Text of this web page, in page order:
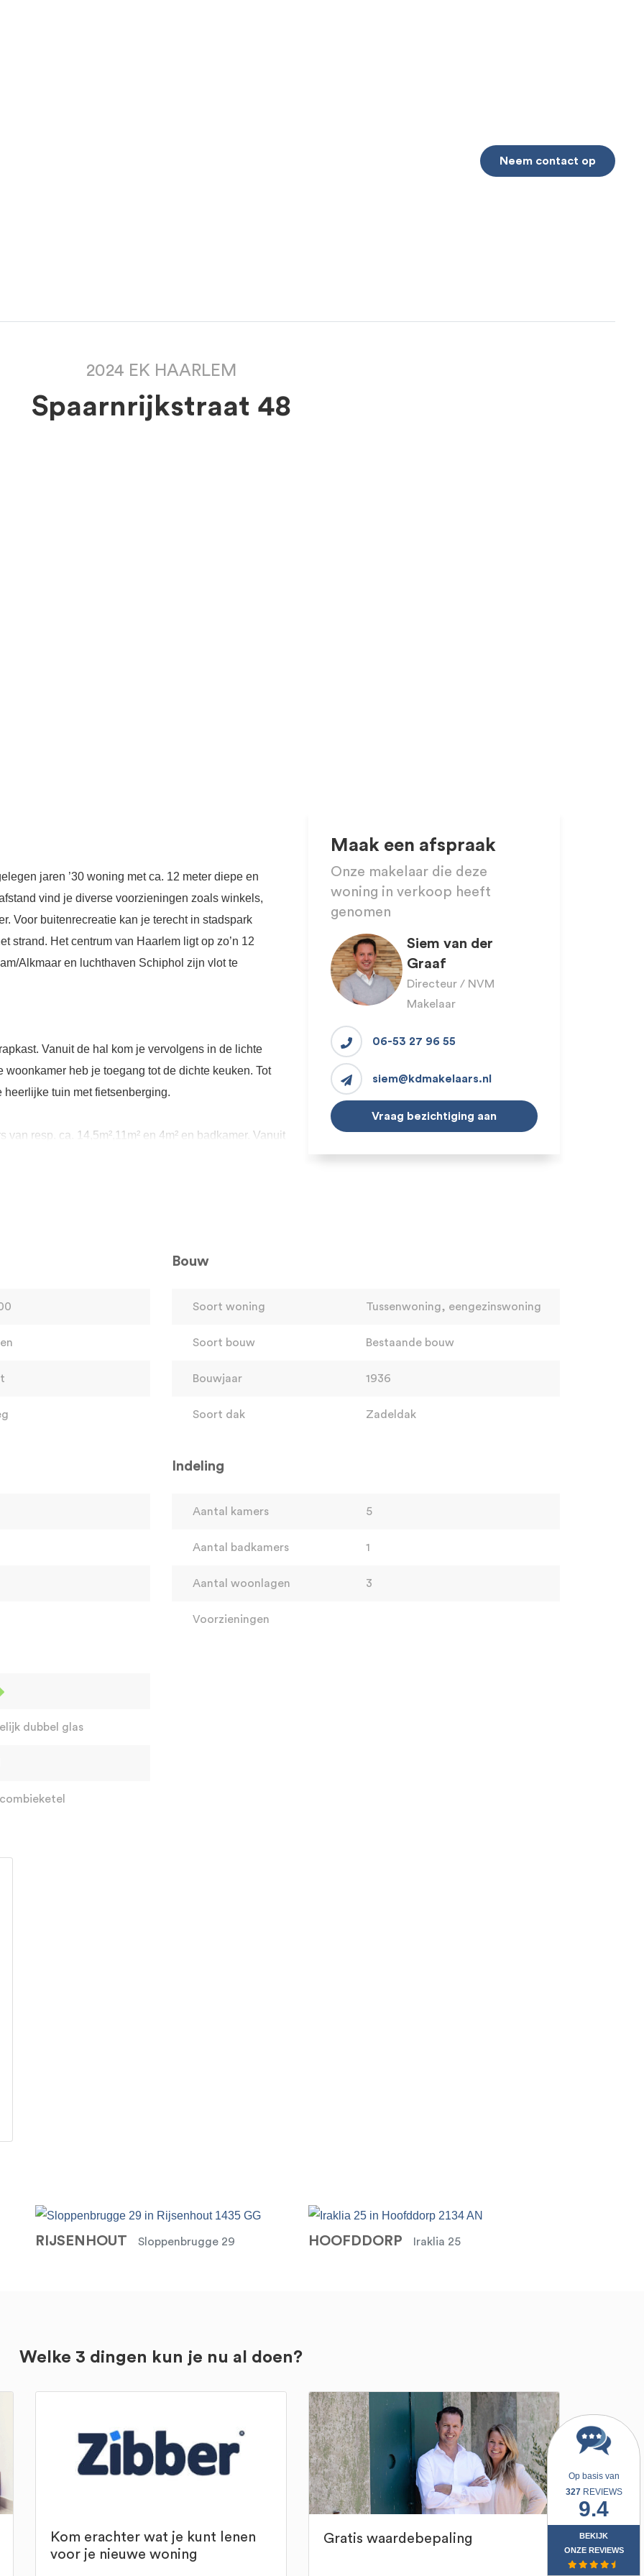
Op basis van
327 REVIEWS
9.4
BEKIJK
ONZE REVIEWS
Neem contact op
2024 EK HAARLEM
Spaarnrijkstraat 48
jaren ’30 woning met ca. 12 meter diepe en
vind je diverse voorzieningen zoals winkels,
Voor buitenrecreatie kan je terecht in stadspark
strand. Het centrum van Haarlem ligt op zo’n 12
Alkmaar en luchthaven Schiphol zijn vlot te
Vanuit de hal kom je vervolgens in de lichte
heb je toegang tot de dichte keuken. Tot
tuin met fietsenberging.
resp. ca. 14,5m²,11m² en 4m² en badkamer. Vanuit
tot het balkon. De badkamer is voorzien van
(EXTRA + 46,5% WOONOPPERVLAKTE)! Zie
waardoor twee riante slaapkamers kunnen worden
Maak een afspraak
Onze makelaar die deze
woning in verkoop heeft
genomen
Siem van der
Graaf
Directeur / NVM
Makelaar
06-53 27 96 55
siem@kdmakelaars.nl
Vraag bezichtiging aan
Bouw
Soort woning Tussenwoning, eengezinswoning
Soort bouw Bestaande bouw
Bouwjaar 1936
Soort dak Zadeldak
Indeling
Aantal kamers 5
Aantal badkamers 1
Aantal woonlagen 3
Voorzieningen
dubbel glas
RIJSENHOUT Sloppenbrugge 29 HOOFDDORP Iraklia 25
Welke 3 dingen kun je nu al doen?
Kom erachter wat je kunt lenen
voor je nieuwe woning
Gratis waardebepaling